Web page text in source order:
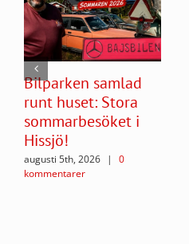
Bilparken samlad
runt huset: Stora
sommarbesöket i
Hissjö!
augusti 5th, 2026 |
0
kommentarer